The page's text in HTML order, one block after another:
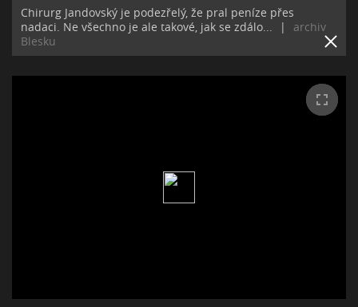
Chirurg Jandovský je podezřelý, že pral peníze přes
nadaci. Ne všechno je ale takové, jak se zdálo...
|
archiv
Blesku